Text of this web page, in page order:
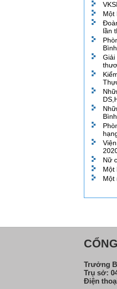
Một
lần
Nữ
Một
Một
Trưởng
Trụ sở:
Điện